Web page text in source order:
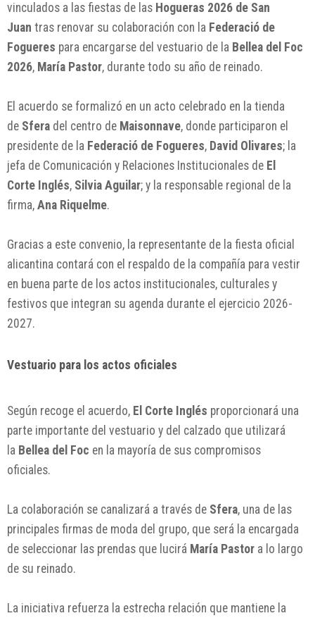
vinculados a las fiestas de las Hogueras 2026 de San
Juan tras renovar su colaboración con la Federació de
Fogueres para encargarse del vestuario de la Bellea del Foc
2026, María Pastor, durante todo su año de reinado.
El acuerdo se formalizó en un acto celebrado en la tienda
de Sfera del centro de Maisonnave, donde participaron el
presidente de la Federació de Fogueres, David Olivares; la
jefa de Comunicación y Relaciones Institucionales de El
Corte Inglés, Silvia Aguilar; y la responsable regional de la
firma, Ana Riquelme.
Gracias a este convenio, la representante de la fiesta oficial
alicantina contará con el respaldo de la compañía para vestir
en buena parte de los actos institucionales, culturales y
festivos que integran su agenda durante el ejercicio 2026-
2027.
Vestuario para los actos oficiales
Según recoge el acuerdo, El Corte Inglés proporcionará una
parte importante del vestuario y del calzado que utilizará
la Bellea del Foc en la mayoría de sus compromisos
oficiales.
La colaboración se canalizará a través de Sfera, una de las
principales firmas de moda del grupo, que será la encargada
de seleccionar las prendas que lucirá María Pastor a lo largo
de su reinado.
La iniciativa refuerza la estrecha relación que mantiene la